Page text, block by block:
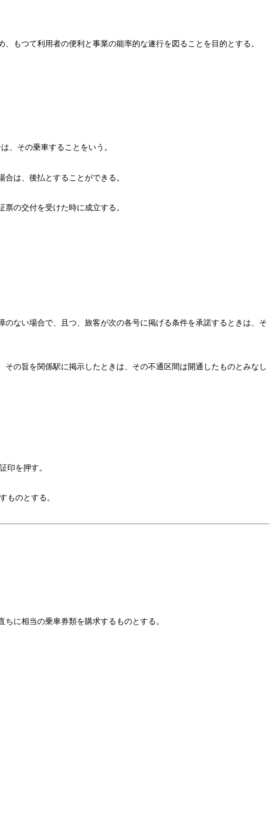
もつて利用者の便利と事業の能率的な遂行を図ることを目的とする。
、その乗車することをいう。
は、後払とすることができる。
の交付を受けた時に成立する。
ない場合で、且つ、旅客が次の各号に掲げる条件を承諾するときは、そ
の旨を関係駅に掲示したときは、その不通区間は開通したものとみなし
印を押す。
ものとする。
に相当の乗車券類を購求するものとする。